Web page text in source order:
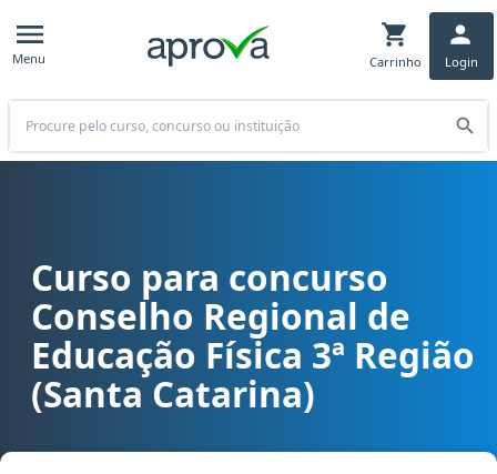
Menu Carrinho Login
Buscar
Curso para concurso CREF 3 (SC) - Conselho Regional de
Curso para concurso
Conselho Regional de
Educação Física 3ª Região
(Santa Catarina)